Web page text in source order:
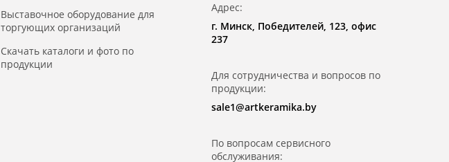
Выставочное оборудование для
торгующих организаций
Скачать каталоги и фото по
продукции
Адрес:
г. Минск, Победителей, 123, офис
237
Для сотрудничества и вопросов по
продукции:
sale1@artkeramika.by
По вопросам сервисного
обслуживания: